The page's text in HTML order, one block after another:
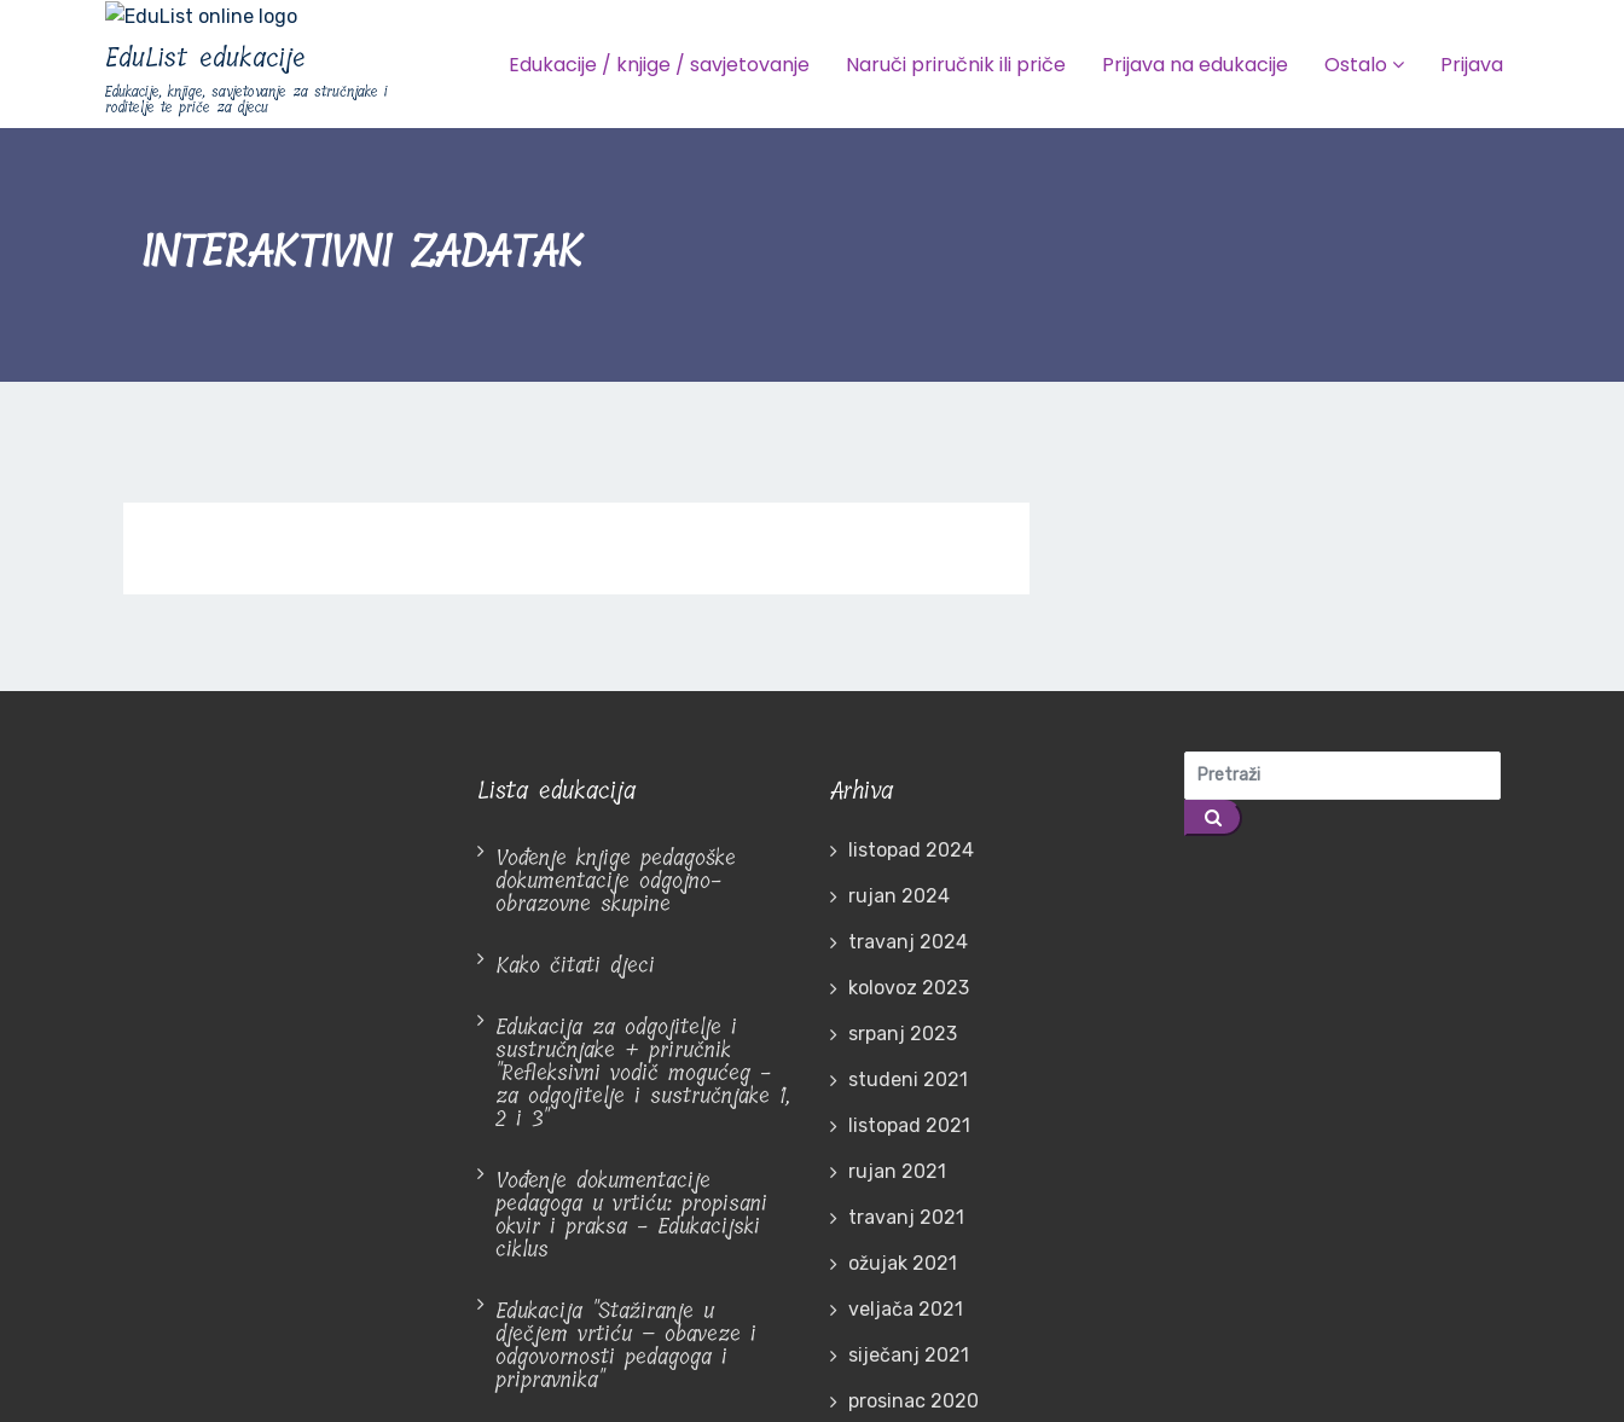
EduList edukacije
Edukacije, knjige, savjetovanje za stručnjake i
roditelje te priče za djecu
Edukacije / knjige / savjetovanje Naruči priručnik ili priče Prijava na edukacije Ostalo Prijava
INTERAKTIVNI ZADATAK
Lista edukacija
Vođenje knjige pedagoške
dokumentacije odgojno-
obrazovne skupine
Kako čitati djeci
Edukacija za odgojitelje i
sustručnjake + priručnik
"Refleksivni vodič mogućeg -
za odgojitelje i sustručnjake 1,
2 i 3"
Vođenje dokumentacije
pedagoga u vrtiću: propisani
okvir i praksa - Edukacijski
ciklus
Edukacija "Stažiranje u
dječjem vrtiću – obaveze i
odgovornosti pedagoga i
pripravnika"
Arhiva
listopad 2024
rujan 2024
travanj 2024
kolovoz 2023
srpanj 2023
studeni 2021
listopad 2021
rujan 2021
travanj 2021
ožujak 2021
veljača 2021
siječanj 2021
prosinac 2020